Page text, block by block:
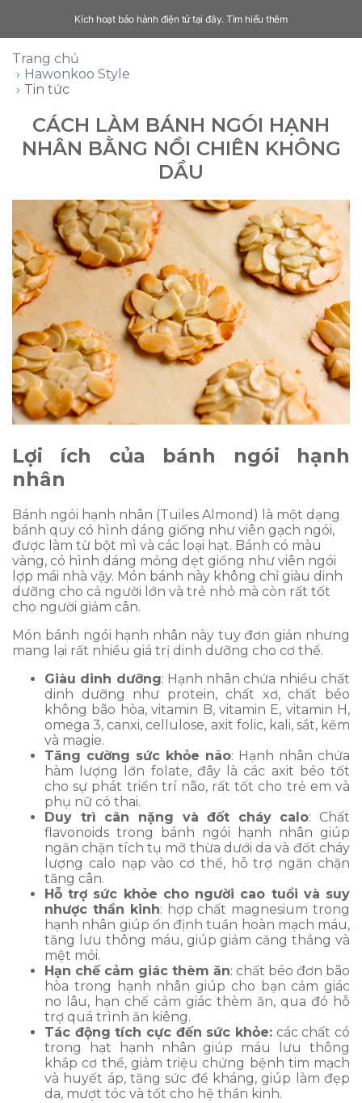
Kích hoạt bảo hành điện tử tại đây. Tìm hiểu thêm
Trang chủ
Hawonkoo Style
Tin tức
CÁCH LÀM BÁNH NGÓI HẠNH
NHÂN BẰNG NỒI CHIÊN KHÔNG
DẦU
Lợi ích của bánh ngói hạnh
nhân
Bánh ngói hạnh nhân (Tuiles Almond) là một dạng
bánh quy có hình dáng giống như viên gạch ngói,
được làm từ bột mì và các loại hạt. Bánh có màu
vàng, có hình dáng mỏng dẹt giống như viên ngói
lợp mái nhà vậy. Món bánh này không chỉ giàu dinh
dưỡng cho cả người lớn và trẻ nhỏ mà còn rất tốt
cho người giảm cân.
Món bánh ngói hạnh nhân này tuy đơn giản nhưng
mang lại rất nhiều giá trị dinh dưỡng cho cơ thể.
Giàu dinh dưỡng: Hạnh nhân chứa nhiều chất
dinh dưỡng như protein, chất xơ, chất béo
không bão hòa, vitamin B, vitamin E, vitamin H,
omega 3, canxi, cellulose, axit folic, kali, sắt, kẽm
và magie.
Tăng cường sức khỏe não: Hạnh nhân chứa
hàm lượng lớn folate, đây là các axit béo tốt
cho sự phát triển trí não, rất tốt cho trẻ em và
phụ nữ có thai.
Duy trì cân nặng và đốt cháy calo: Chất
flavonoids trong bánh ngói hạnh nhân giúp
ngăn chặn tích tụ mỡ thừa dưới da và đốt cháy
lượng calo nạp vào cơ thể, hỗ trợ ngăn chặn
tăng cân.
Hỗ trợ sức khỏe cho người cao tuổi và suy
nhược thần kinh: hợp chất magnesium trong
hạnh nhân giúp ổn định tuần hoàn mạch máu,
tăng lưu thông máu, giúp giảm căng thẳng và
mệt mỏi.
Hạn chế cảm giác thèm ăn: chất béo đơn bão
hòa trong hạnh nhân giúp cho bạn cảm giác
no lâu, hạn chế cảm giác thèm ăn, qua đó hỗ
trợ quá trình ăn kiêng.
Tác động tích cực đến sức khỏe: các chất có
trong hạt hạnh nhân giúp máu lưu thông
khắp cơ thể, giảm triệu chứng bệnh tim mạch
và huyết áp, tăng sức đề kháng, giúp làm đẹp
da, mượt tóc và tốt cho hệ thần kinh.